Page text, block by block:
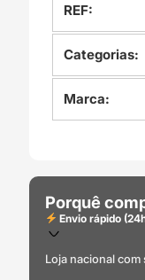
REF:
Categorias:
Marca:
Porquê
Envio rápido
Loja nacional